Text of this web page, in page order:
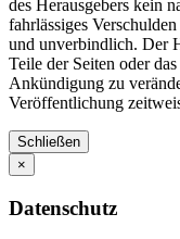
des Herausgebers kein
fahrlässiges
und unverbindlich. Der
Teile der Seiten oder
Ankündigung zu
Veröffentlichung
Schließen
×
Datenschutz